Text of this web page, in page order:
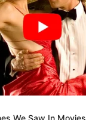
Movie Yet
We Saw In Movies